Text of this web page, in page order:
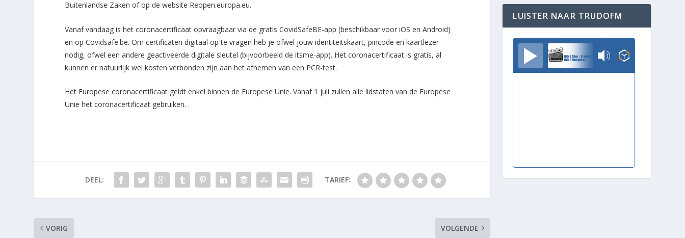
Buitenlandse Zaken of op de website Reopen.europa.eu.
Vanaf vandaag is het coronacertificaat opvraagbaar via de gratis CovidSafeBE-app (beschikbaar voor iOS en Android)
en op Covidsafe.be. Om certificaten digitaal op te vragen heb je ofwel jouw identiteitskaart, pincode en kaartlezer
nodig, ofwel een andere geactiveerde digitale sleutel (bijvoorbeeld de itsme-app). Het coronacertificaat is gratis, al
kunnen er natuurlijk wel kosten verbonden zijn aan het afnemen van een PCR-test.
Het Europese coronacertificaat geldt enkel binnen de Europese Unie. Vanaf 1 juli zullen alle lidstaten van de Europese
Unie het coronacertificaat gebruiken.
DEEL: TARIEF:
VORIG VOLGENDE
LUISTER NAAR TRUDOFM
TrudoFM